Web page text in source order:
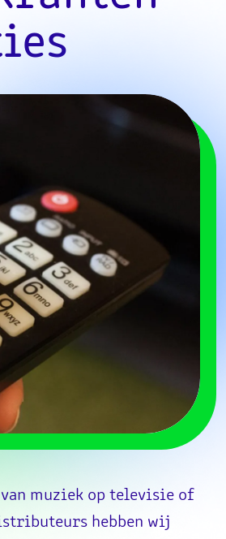
muziek op televisie of
hebben wij